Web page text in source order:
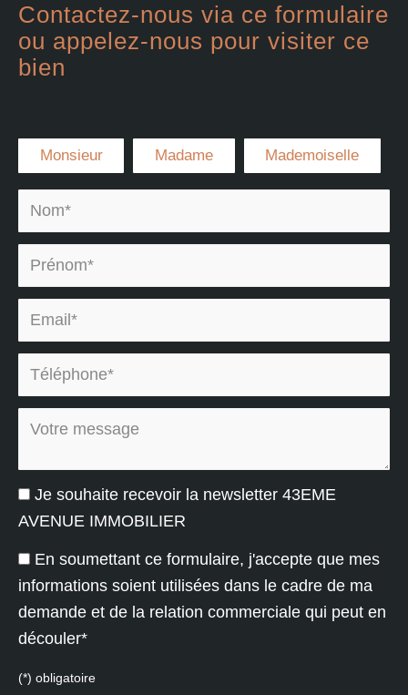
Contactez-nous via ce formulaire
ou appelez-nous pour visiter ce
bien
Civilité :
Monsieur Madame Mademoiselle
Nom* :
Prénom* :
Email* :
Téléphone* :
Votre message :
Je souhaite recevoir la newsletter 43EME
AVENUE IMMOBILIER
En soumettant ce formulaire, j'accepte que mes
informations soient utilisées dans le cadre de ma
demande et de la relation commerciale qui peut en
découler*
(*) obligatoire